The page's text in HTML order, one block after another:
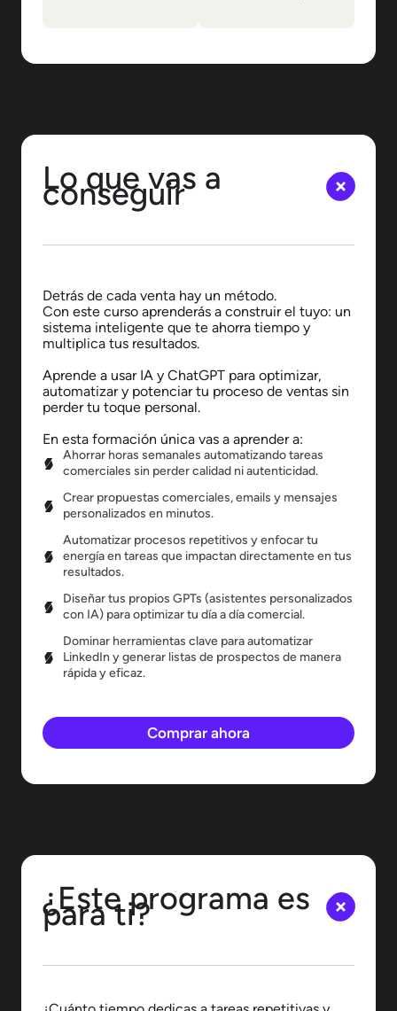
Lo que vas a
conseguir
Detrás de cada venta hay un método.
Con este curso aprenderás a construir el tuyo: un
sistema inteligente que te ahorra tiempo y
multiplica tus resultados.
Aprende a usar IA y ChatGPT para optimizar,
automatizar y potenciar tu proceso de ventas sin
perder tu toque personal.
En esta formación única vas a aprender a:
Ahorrar horas semanales automatizando tareas
comerciales sin perder calidad ni autenticidad.
Crear propuestas comerciales, emails y mensajes
personalizados en minutos.
Automatizar procesos repetitivos y enfocar tu
energía en tareas que impactan directamente en tus
resultados.
Diseñar tus propios GPTs (asistentes personalizados
con IA) para optimizar tu día a día comercial.
Dominar herramientas clave para automatizar
LinkedIn y generar listas de prospectos de manera
rápida y eficaz.
Comprar ahora
¿Este programa es
para ti?